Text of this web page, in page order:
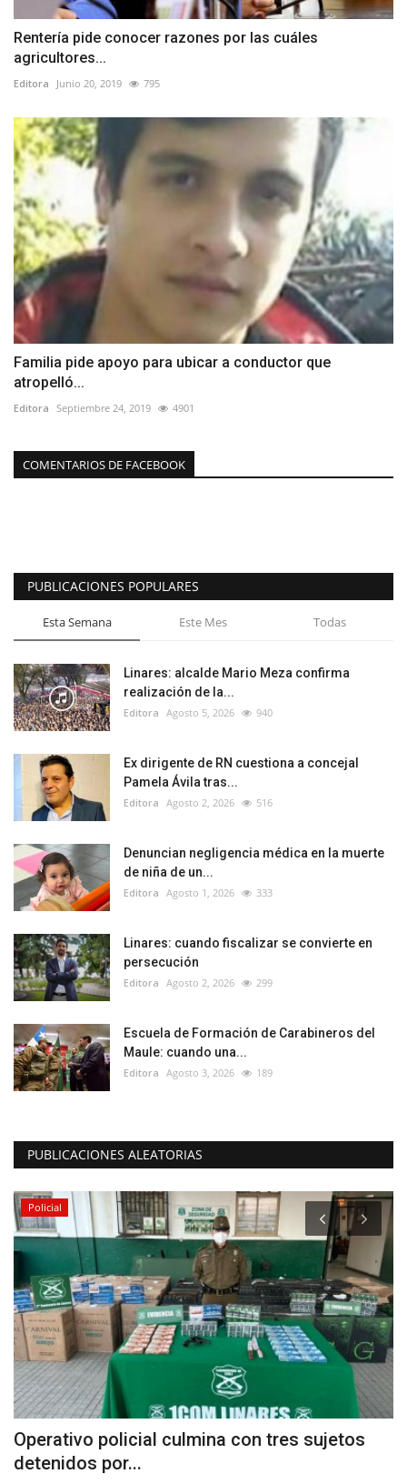
Rentería pide conocer razones por las cuáles
agricultores...
Editora Junio 20, 2019 795
Familia pide apoyo para ubicar a conductor que
atropelló...
Editora Septiembre 24, 2019 4901
COMENTARIOS DE FACEBOOK
PUBLICACIONES POPULARES
Esta Semana Este Mes Todas
Linares: alcalde Mario Meza confirma
realización de la...
Editora Agosto 5, 2026 940
Ex dirigente de RN cuestiona a concejal
Pamela Ávila tras...
Editora Agosto 2, 2026 516
Denuncian negligencia médica en la muerte
de niña de un...
Editora Agosto 1, 2026 333
Linares: cuando fiscalizar se convierte en
persecución
Editora Agosto 2, 2026 299
Escuela de Formación de Carabineros del
Maule: cuando una...
Editora Agosto 3, 2026 189
PUBLICACIONES ALEATORIAS
Policial
Operativo policial culmina con tres sujetos
detenidos por...